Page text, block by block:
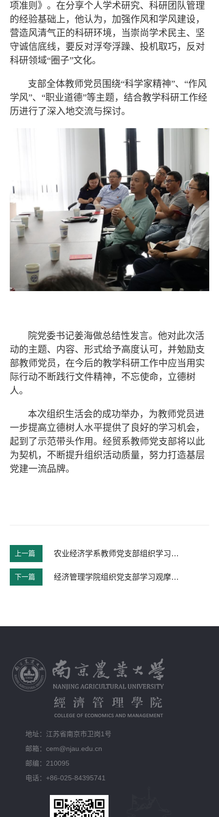
项准则》。在分享个人学术研究、科研团队管理
的经验基础上，他认为，加强作风和学风建设，
营造风清气正的科研环境，当崇尚学术民主、坚
守诚信底线，要反对浮夸浮躁、投机取巧，反对
科研领域“圈子”文化。
支部全体教师党员围绕“科学家精神”、“作风
学风”、“职业道德”等主题，结合教学科研工作经
历进行了深入地交流与探讨。
院党委书记姜海做总结性发言。他对此次活
动的主题、内容、形式给予高度认可，并勉励支
部教师党员，在今后的教学科研工作中应当用实
际行动不断践行文件精神，不忘使命，立德树
人。
本次组织生活会的成功举办，为教师党员进
一步提高立德树人水平提供了良好的学习机会，
起到了示范带头作用。经贸系教师党支部将以此
为契机，不断提升组织活动质量，努力打造基层
党建一流品牌。
上一篇 农业经济学系教师党支部组织学习《关于进一步弘扬科学家精神加强作风和学风建设的意见》
下一篇 经济管理学院组织党支部学习观摩活动，部署学院党委委员联系党支部工作
地址：江苏省南京市卫岗1号
邮箱：cem@njau.edu.cn
邮编：210095
电话：+86-025-84395741